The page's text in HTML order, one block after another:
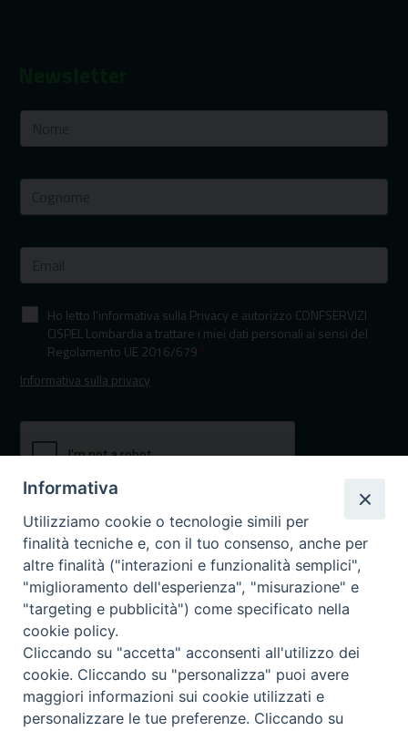
Ho letto l'informativa sulla Privacy e autorizzo CONFSERVIZI
CISPEL Lombardia a trattare i miei dati personali ai sensi del
Regolamento UE 2016/679 *
Informativa sulla privacy
I nostri canali social
Informativa
Utilizziamo cookie o tecnologie simili per
finalità tecniche e, con il tuo consenso, anche per
altre finalità ("interazioni e funzionalità semplici",
"miglioramento dell'esperienza", "misurazione" e
"targeting e pubblicità") come specificato nella
cookie policy.
Cliccando su "accetta" acconsenti all'utilizzo dei
cookie. Cliccando su "personalizza" puoi avere
maggiori informazioni sui cookie utilizzati e
personalizzare le tue preferenze. Cliccando su